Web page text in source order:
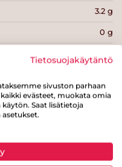
3.2 g
0 g
tuote
Tietosuojakäytäntö
sivuston parhaan
evästeet, muokata omia
Saat lisätietoja